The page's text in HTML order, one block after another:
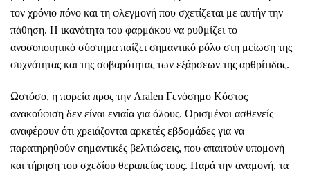
τον χρόνιο πόνο και τη φλεγμονή που σχετίζεται με αυτήν την
πάθηση. Η ικανότητα του φαρμάκου να ρυθμίζει το
ανοσοποιητικό σύστημα παίζει σημαντικό ρόλο στη μείωση της
συχνότητας και της σοβαρότητας των εξάρσεων της αρθρίτιδας.
Ωστόσο, η πορεία προς την Aralen Γενόσημο Κόστος
ανακούφιση δεν είναι ενιαία για όλους. Ορισμένοι ασθενείς
αναφέρουν ότι χρειάζονται αρκετές εβδομάδες για να
παρατηρηθούν σημαντικές βελτιώσεις, που απαιτούν υπομονή
και τήρηση του σχεδίου θεραπείας τους. Παρά την αναμονή, τα